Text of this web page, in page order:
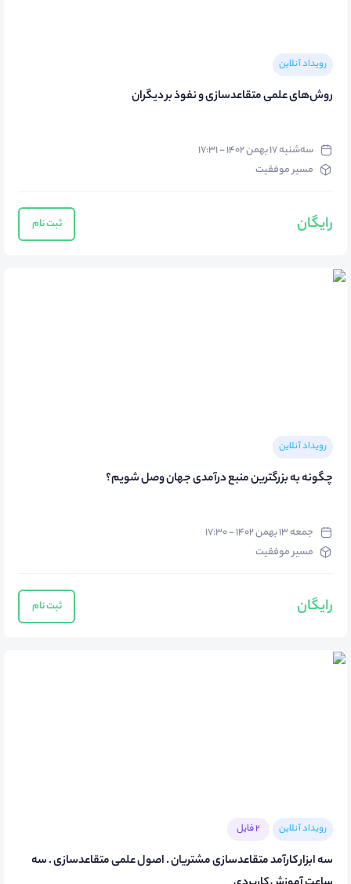
رویداد آنلاین
روش‌های علمی متقاعدسازی و نفوذ بر دیگران
سه‌شنبه ۱۷ بهمن ۱۴۰۲ - ۱۷:۳۱
مسیر موفقیت
رایگان ثبت نام
رویداد آنلاین
چگونه به بزرگترین منبع درآمدی جهان وصل شویم؟
جمعه ۱۳ بهمن ۱۴۰۲ - ۱۷:۳۰
مسیر موفقیت
رایگان ثبت نام
رویداد آنلاین 2 فایل
سه ابزار کارآمد متقاعدسازی مشتریان . اصول علمی متقاعدسازی . سه